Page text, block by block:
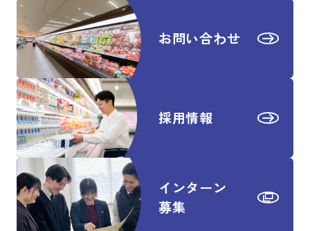
お問い合わせ
採用情報
インターン
募集